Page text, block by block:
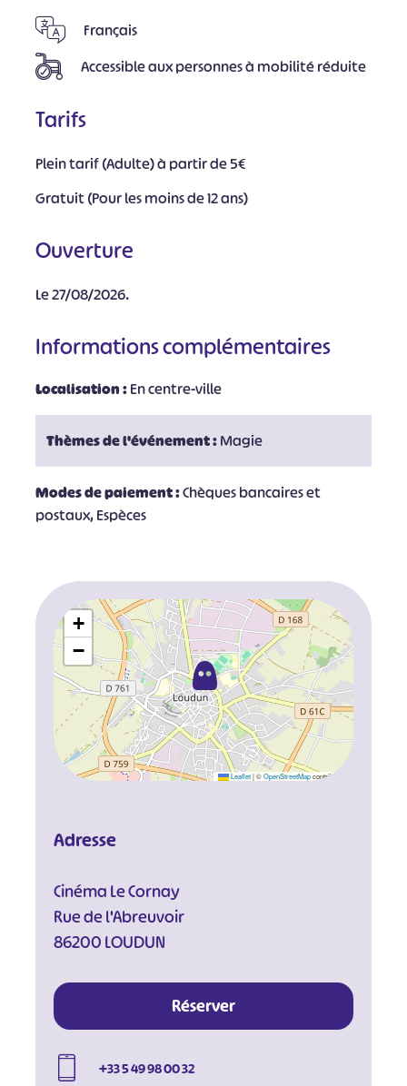
Français
Accessible aux personnes à mobilité réduite
Tarifs
Plein tarif (Adulte) à partir de 5€
Gratuit (Pour les moins de 12 ans)
Ouverture
Le 27/08/2026.
Informations complémentaires
Localisation :En centre-ville
Thèmes de l'événement :Magie
Modes de paiement :Chèques bancaires et
postaux, Espèces
+
−
Leaflet |©OpenStreetMapcontributors
Adresse
Cinéma Le Cornay
Rue de l'Abreuvoir
86200 LOUDUN
Réserver
+33 5 49 98 00 32